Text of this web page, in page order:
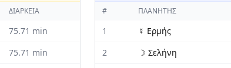
ΔΙΆΡΚΕΙΑ
75.71 min
75.71 min
# ΠΛΑΝΉΤΗΣ
1 ☿ Ερμής
2
☽ Σελήνη